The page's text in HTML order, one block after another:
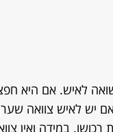
לאיש. אם היא
אם יש לאיש צוואה
רכושו. במידה ואין